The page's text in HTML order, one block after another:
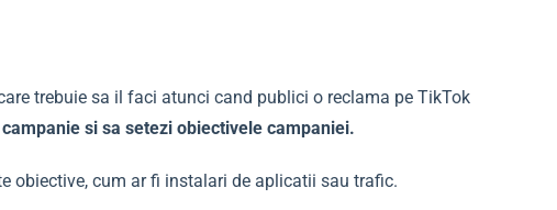
trebuie sa il faci atunci cand publici o reclama pe TikTok
si sa setezi obiectivele campaniei.
obiective, cum ar fi instalari de aplicatii sau trafic.